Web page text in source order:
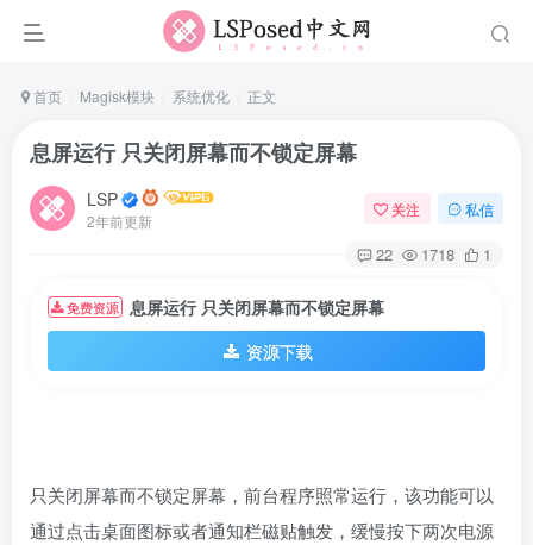
首页 Magisk模块 系统优化 正文
息屏运行 只关闭屏幕而不锁定屏幕
LSP
2年前更新
关注 私信
22 1718 1
免费资源 息屏运行 只关闭屏幕而不锁定屏幕
资源下载
只关闭屏幕而不锁定屏幕，前台程序照常运行，该功能可以
通过点击桌面图标或者通知栏磁贴触发，缓慢按下两次电源